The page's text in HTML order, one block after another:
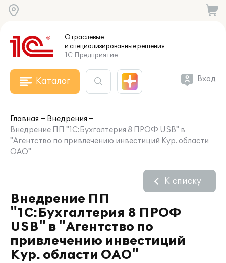
Отраслевые
и специализированныерешения
1С:Предприятие
Каталог Вход
Главная
Внедрения
Внедрение ПП "1C:Бухгалтерия 8 ПРОФ USB" в
"Агентство по привлечению инвестиций Кур. области
ОАО"
Внедрение ПП
"1C:Бухгалтерия 8 ПРОФ
USB" в "Агентство по
привлечению инвестиций
Кур. области ОАО"
К списку